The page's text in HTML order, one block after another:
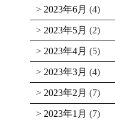
2023年6月 (4)
2023年5月 (2)
2023年4月 (5)
2023年3月 (4)
2023年2月 (7)
2023年1月 (7)